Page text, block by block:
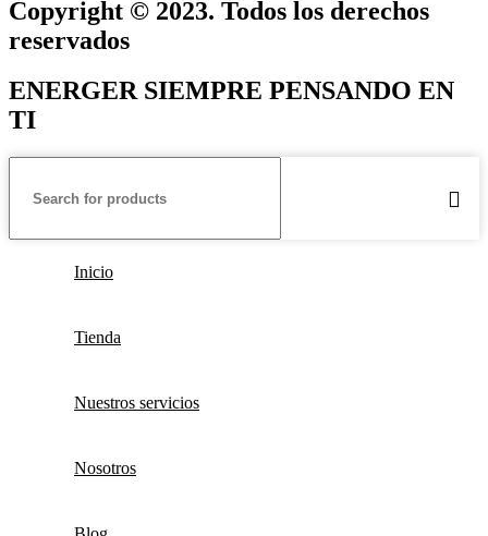
Copyright © 2023. Todos los derechos
reservados
ENERGER SIEMPRE PENSANDO EN
TI
Inicio
Tienda
Nuestros servicios
Nosotros